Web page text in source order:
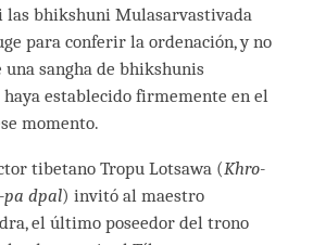
las bhikshuni Mulasarvastivada
para conferir la ordenación, y no
sangha de bhikshunis
establecido firmemente en el
momento.
tibetano Tropu Lotsawa (Khro-
pa dpal) invitó al maestro
el último poseedor del trono